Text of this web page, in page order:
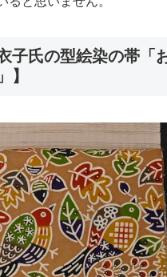
子氏の型絵染の帯「
】